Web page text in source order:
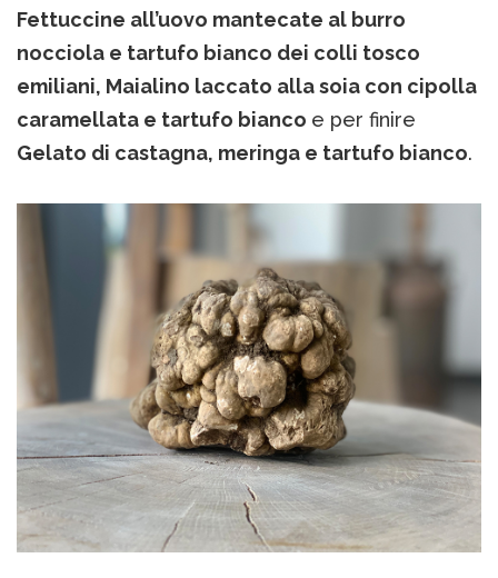
Fettuccine all’uovo mantecate al burro
nocciola e tartufo bianco dei colli tosco
emiliani, Maialino laccato alla soia con cipolla
caramellata e tartufo bianco e per finire
Gelato di castagna, meringa e tartufo bianco.